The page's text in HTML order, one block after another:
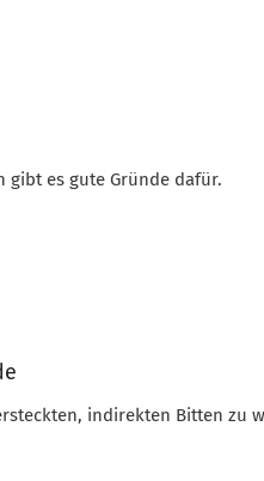
gibt es gute Gründe dafür.
indirekten Bitten zu